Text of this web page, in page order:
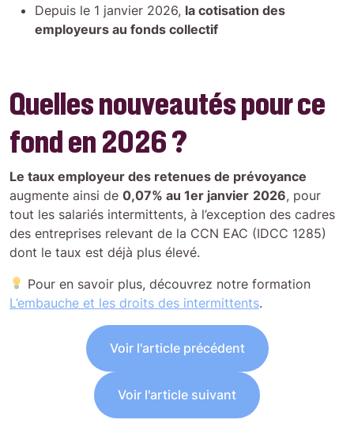
Depuis le 1 janvier 2026, la cotisation des
employeurs au fonds collectif
Quelles nouveautés pour ce
fond en 2026 ?
Le taux employeur des retenues de prévoyance
augmente ainsi de 0,07% au 1er janvier 2026, pour
tout les salariés intermittents, à l’exception des cadres
des entreprises relevant de la CCN EAC (IDCC 1285)
dont le taux est déjà plus élevé.
Pour en savoir plus, découvrez notre formation
L’embauche et les droits des intermittents.
Voir l'article précédent
Voir l'article suivant